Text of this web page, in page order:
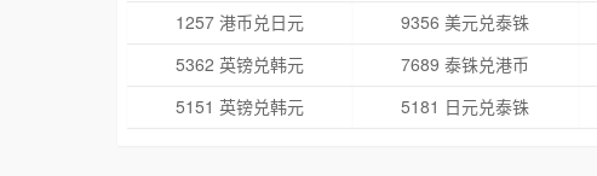
1257 港币兑日元
9356 美元兑泰铢
5362 英镑兑韩元
7689 泰铢兑港币
5151 英镑兑韩元
5181 日元兑泰铢